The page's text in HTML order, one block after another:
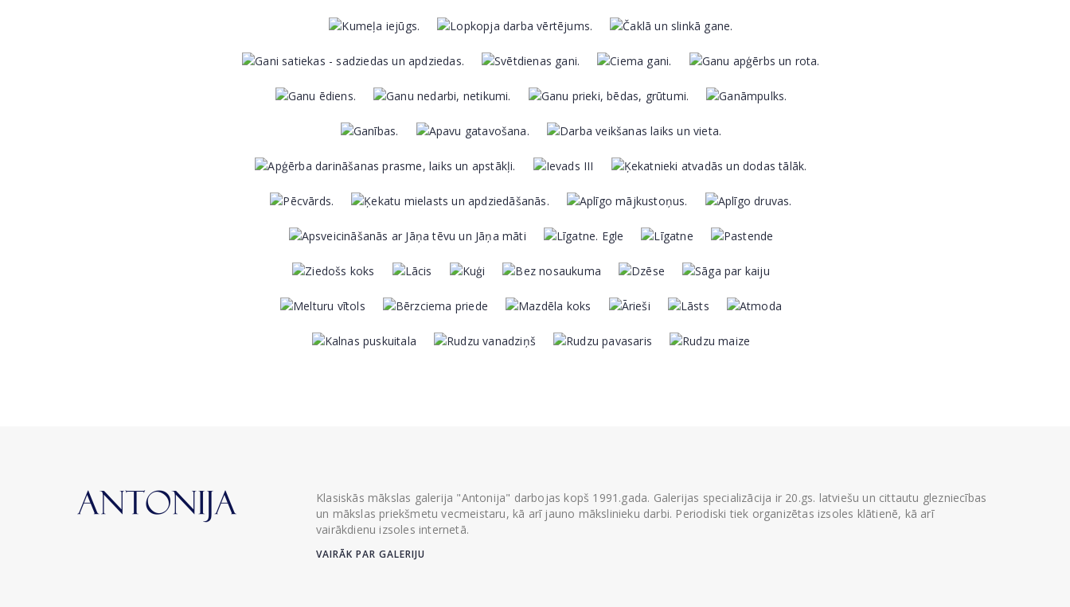
Klasiskās mākslas galerija "Antonija" darbojas kopš 1991.gada. Galerijas specializācija ir 20.gs. latviešu un cittautu glezniecības
un mākslas priekšmetu vecmeistaru, kā arī jauno mākslinieku darbi. Periodiski tiek organizētas izsoles klātienē, kā arī
vairākdienu izsoles internetā.
VAIRĀK PAR GALERIJU